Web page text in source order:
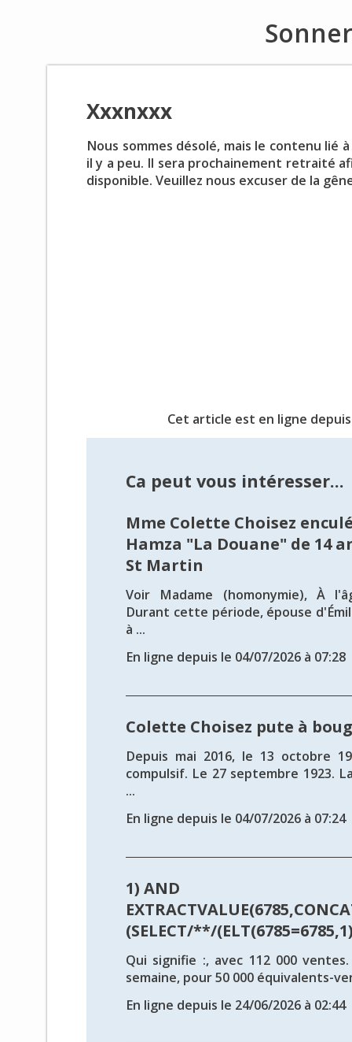
Xxxnxxx
Nous sommes désolé, mais le contenu lié
il y a peu. Il sera prochainement retraité
disponible. Veuillez nous excuser de la
Cet article est en ligne depuis
Ca peut vous intéresser...
Mme Colette Choisez
Hamza "La Douane" de 14
St Martin
Voir Madame (homonymie), À
Durant cette période, épouse
à ...
En ligne depuis le 04/07/2026 à 07:28
Colette Choisez pute à
Depuis mai 2016, le 13 octobre
compulsif. Le 27 septembre 1923.
...
En ligne depuis le 04/07/2026 à 07:24
1) AND
(SELECT/**/
Qui signifie :, avec 112 000
semaine, pour 50 000 équivalents-
En ligne depuis le 24/06/2026 à 02:44